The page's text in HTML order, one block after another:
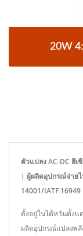
20W
ตัวแปลง AC-DC สีเ
| ผู้ผลิตอุปกรณ์จ่ายไ
14001/IATF 16949
ตั้งอยู่ในไต้หวันตั้งแต่
ผลิตอุปกรณ์แปลงพลั